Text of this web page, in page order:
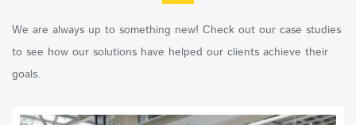
We are always up to something new! Check out our case studies
to see how our solutions have helped our clients achieve their
goals.